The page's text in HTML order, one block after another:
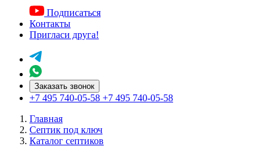
Подписаться
Контакты
Пригласи друга!
Заказать звонок
+7 495 740-05-58 +7 495 740-05-58
Главная
Септик под ключ
Каталог септиков